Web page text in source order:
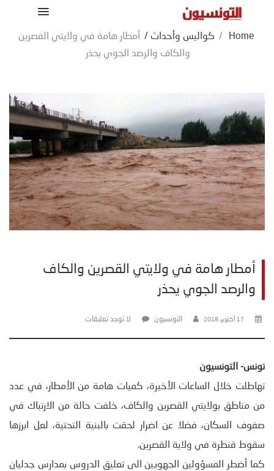
Home
/ كواليس وأحداث /
أمطار هامة في ولايتي القصرين
والكاف والرصد الجوي يحذر
أمطار هامة في ولايتي القصرين والكاف
والرصد الجوي يحذر
17 أكتوبر، 2018 التونسيون لا توجد تعليقات
تونس- التونسيون
تهاطلت خلال الساعات الأخيرة، كميات هامة من الأمطار، في عدد
من مناطق بولايتي القصرين والكاف، خلفت حالة من الارتباك في
صفوف السكان، فضلا عن اضرار لحقت بالبنية التحتية، لعل ابرزها
سقوط قنطرة في ولاية القصرين.
كما أضطر المسؤولين الجهويين الى تعليق الدروس بمدارس جدليان